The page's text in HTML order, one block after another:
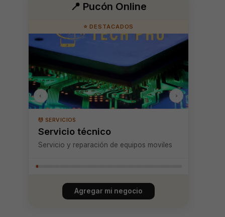
📍 Pucón Online
⭐ DESTACADOS
💆
💆 SERVICIOS
Arquitectura
Oficina de arquitectura
‹ ›
Agregar mi negocio